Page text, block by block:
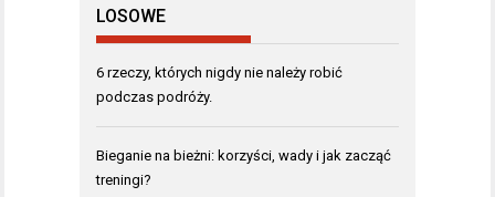
LOSOWE
6 rzeczy, których nigdy nie należy robić
podczas podróży.
Bieganie na bieżni: korzyści, wady i jak zacząć
treningi?